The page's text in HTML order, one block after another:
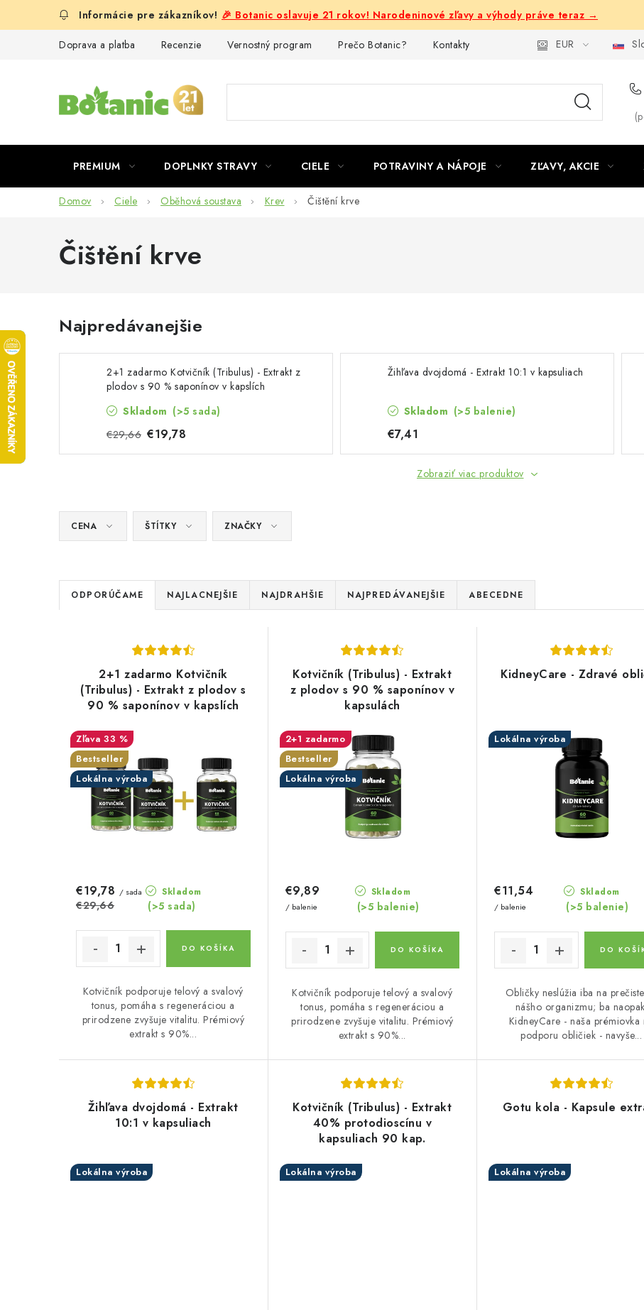
🎉 Botanic oslavuje 21 rokov! Narodeninové zľavy a výhody práve teraz →
Doprava a platba Recenzie Vernostný program Prečo Botanic? Kontakty EUR
PREMIUM DOPLNKY STRAVY CIELE POTRAVINY A NÁPOJE ZĽAVY, AKCIE
Domov Ciele Oběhová soustava Krev Čištění krve
Čištění krve
Najpredávanejšie
2+1 zadarmo Kotvičník (Tribulus) - Extrakt z
plodov s 90 % saponínov v kapslích
Skladom (>5 sada)
€29,66 €19,78
Žihľava dvojdomá - Extrakt 10:1 v kapsuliach
Skladom (>5 balenie)
€7,41
Zobraziť viac produktov
CENA ŠTÍTKY ZNAČKY
R
a
e
p
ODPORÚČAME NAJLACNEJŠIE NAJDRAHŠIE NAJPREDÁVANEJŠIE ABECEDNE
p
2+1 zadarmo Kotvičník
(Tribulus) - Extrakt z plodov s
90 % saponínov v kapslích
33 %
Bestseller
Lokálna výroba
Skladom
(>5 sada)
€19,78 / sada
€29,66
DO KOŠÍKA
Kotvičník podporuje telový a svalový
tonus, pomáha s regeneráciou a
prirodzene zvyšuje vitalitu. Prémiový
extrakt s 90%...
Kotvičník (Tribulus) - Extrakt
z plodov s 90 % saponínov v
kapsulách
2+1 zadarmo
Bestseller
Lokálna výroba
Skladom
(>5 balenie)
€9,89
/ balenie
DO KOŠÍKA
Kotvičník podporuje telový a svalový
tonus, pomáha s regeneráciou a
prirodzene zvyšuje vitalitu. Prémiový
extrakt s 90%...
KidneyCare - Zdravé
Lokálna výroba
Skladom
(>5 balenie)
€11,54
/ balenie
DO
Obličky neslúžia iba na
nášho organizmu; ba
KidneyCare - naša prémiovka
podporu obličiek - navyše...
Žihľava dvojdomá - Extrakt
10:1 v kapsuliach
Lokálna výroba
Kotvičník (Tribulus) - Extrakt
40% protodioscínu v
kapsuliach 90 kap.
Lokálna výroba
Gotu kola - Kapsule
Lokálna výroba